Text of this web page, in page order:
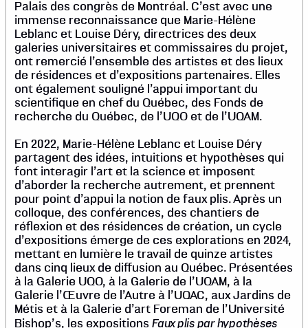
Palais des congrès de Montréal. C’est avec une
immense reconnaissance que Marie-Hélène
Leblanc et Louise Déry, directrices des deux
galeries universitaires et commissaires du projet,
ont remercié l’ensemble des artistes et des lieux
de résidences et d’expositions partenaires. Elles
ont également souligné l’appui important du
scientifique en chef du Québec, des Fonds de
recherche du Québec, de l’UQO et de l’UQAM.
En 2022, Marie-Hélène Leblanc et Louise Déry
partagent des idées, intuitions et hypothèses qui
font interagir l’art et la science et imposent
d’aborder la recherche autrement, et prennent
pour point d’appui la notion de faux plis. Après un
colloque, des conférences, des chantiers de
réflexion et des résidences de création, un cycle
d’expositions émerge de ces explorations en 2024,
mettant en lumière le travail de quinze artistes
dans cinq lieux de diffusion au Québec. Présentées
à la Galerie UQO, à la Galerie de l’UQAM, à la
Galerie l’Œuvre de l’Autre à l’UQAC, aux Jardins de
Métis et à la Galerie d’art Foreman de l’Université
Bishop’s, les expositions Faux plis par hypothèses